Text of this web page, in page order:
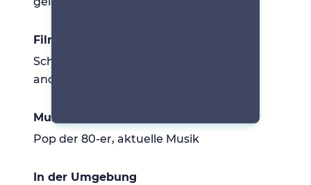
Filme & Serien
Schweden Oder Nordsee Krimis und
anderes
Musik
Pop der 80-er, aktuelle Musik
In der Umgebung